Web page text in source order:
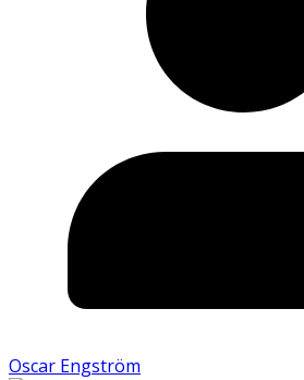
Oscar Engström